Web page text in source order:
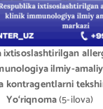
ixtisoslashtirilgan
ilmiy-
kontragentlarni
Yo‘riqnoma(5-ilova)